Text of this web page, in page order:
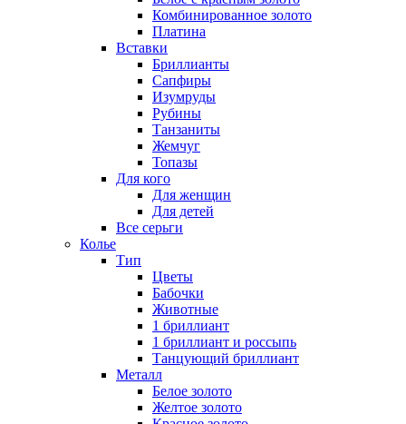
Комбинированное золото
Платина
Вставки
Бриллианты
Сапфиры
Изумруды
Рубины
Танзаниты
Жемчуг
Топазы
Для кого
Для женщин
Для детей
Все серьги
Колье
Тип
Цветы
Бабочки
Животные
1 бриллиант
1 бриллиант и россыпь
Танцующий бриллиант
Металл
Белое золото
Желтое золото